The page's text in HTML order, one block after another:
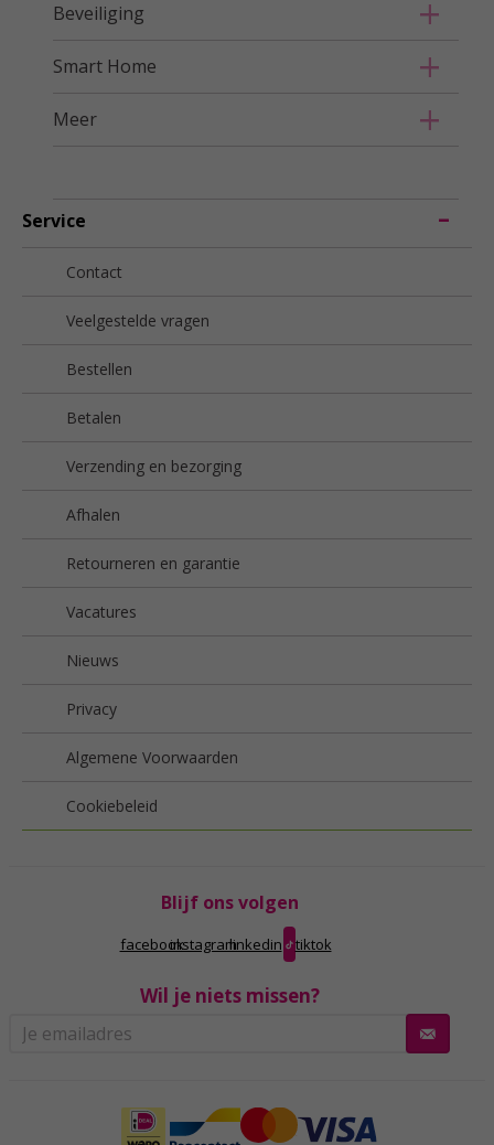
Beveiliging
Smart Home
Meer
Service
Contact
Veelgestelde vragen
Bestellen
Betalen
Verzending en bezorging
Afhalen
Retourneren en garantie
Vacatures
Nieuws
Privacy
Algemene Voorwaarden
Cookiebeleid
Blijf ons volgen
facebookinstagramlinkedin tiktok
Wil je niets missen?